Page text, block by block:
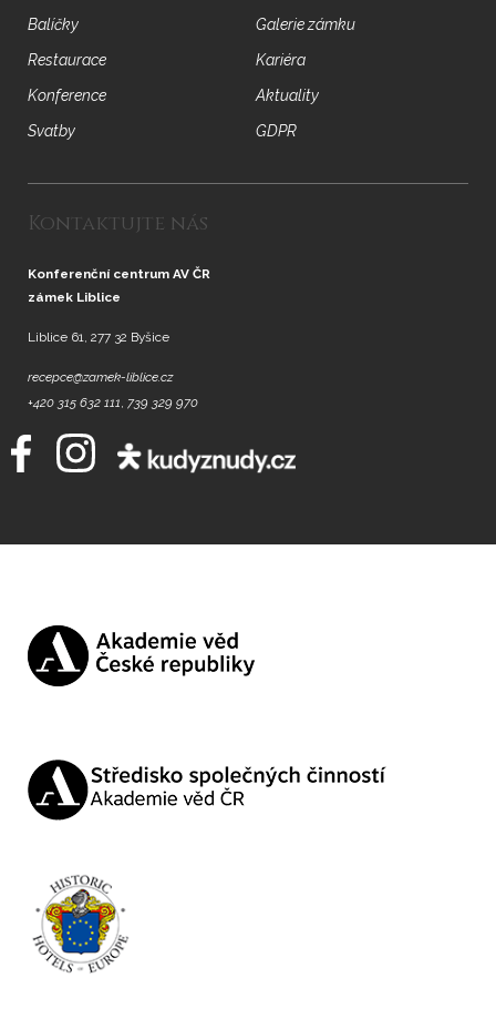
Balíčky
Restaurace
Konference
Svatby
Galerie zámku
Kariéra
Aktuality
GDPR
Kontaktujte nás
Konferenční centrum AV ČR
zámek Liblice
Liblice 61, 277 32 Byšice
recepce@zamek-liblice.cz
+420 315 632 111, 739 329 970